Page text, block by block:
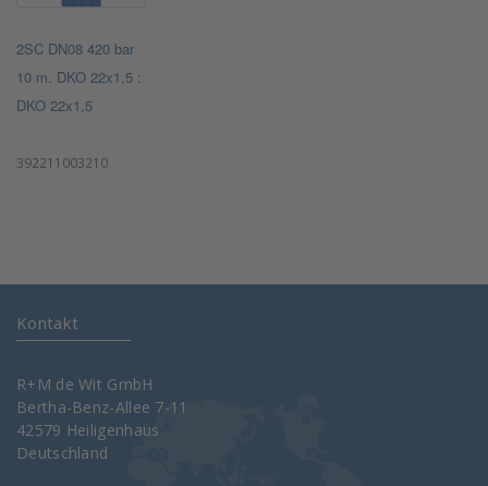
2SC DN08 420 bar
10 m. DKO 22x1,5 :
DKO 22x1,5
392211003210
Kontakt
R+M de Wit GmbH
Bertha-Benz-Allee 7-11
42579 Heiligenhaus
Deutschland